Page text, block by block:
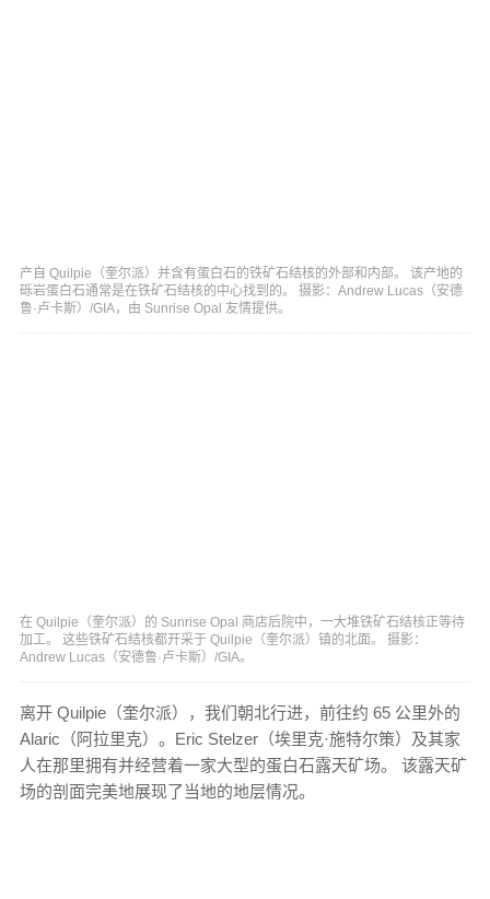
产自 Quilpie（奎尔派）并含有蛋白石的铁矿石结核的外部和内部。 该产地的
砾岩蛋白石通常是在铁矿石结核的中心找到的。 摄影：Andrew Lucas（安德
鲁·卢卡斯）/GIA，由 Sunrise Opal 友情提供。
在 Quilpie（奎尔派）的 Sunrise Opal 商店后院中，一大堆铁矿石结核正等待
加工。 这些铁矿石结核都开采于 Quilpie（奎尔派）镇的北面。 摄影：
Andrew Lucas（安德鲁·卢卡斯）/GIA。
离开 Quilpie（奎尔派），我们朝北行进，前往约 65 公里外的
Alaric（阿拉里克）。Eric Stelzer（埃里克·施特尔策）及其家
人在那里拥有并经营着一家大型的蛋白石露天矿场。 该露天矿
场的剖面完美地展现了当地的地层情况。